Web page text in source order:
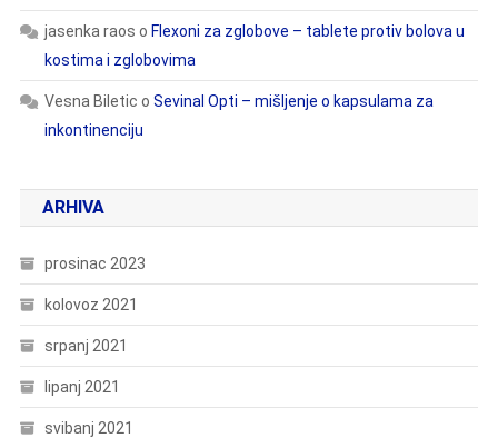
jasenka raos o Flexoni za zglobove – tablete protiv bolova u
kostima i zglobovima
Vesna Biletic o Sevinal Opti – mišljenje o kapsulama za
inkontinenciju
ARHIVA
prosinac 2023
kolovoz 2021
srpanj 2021
lipanj 2021
svibanj 2021